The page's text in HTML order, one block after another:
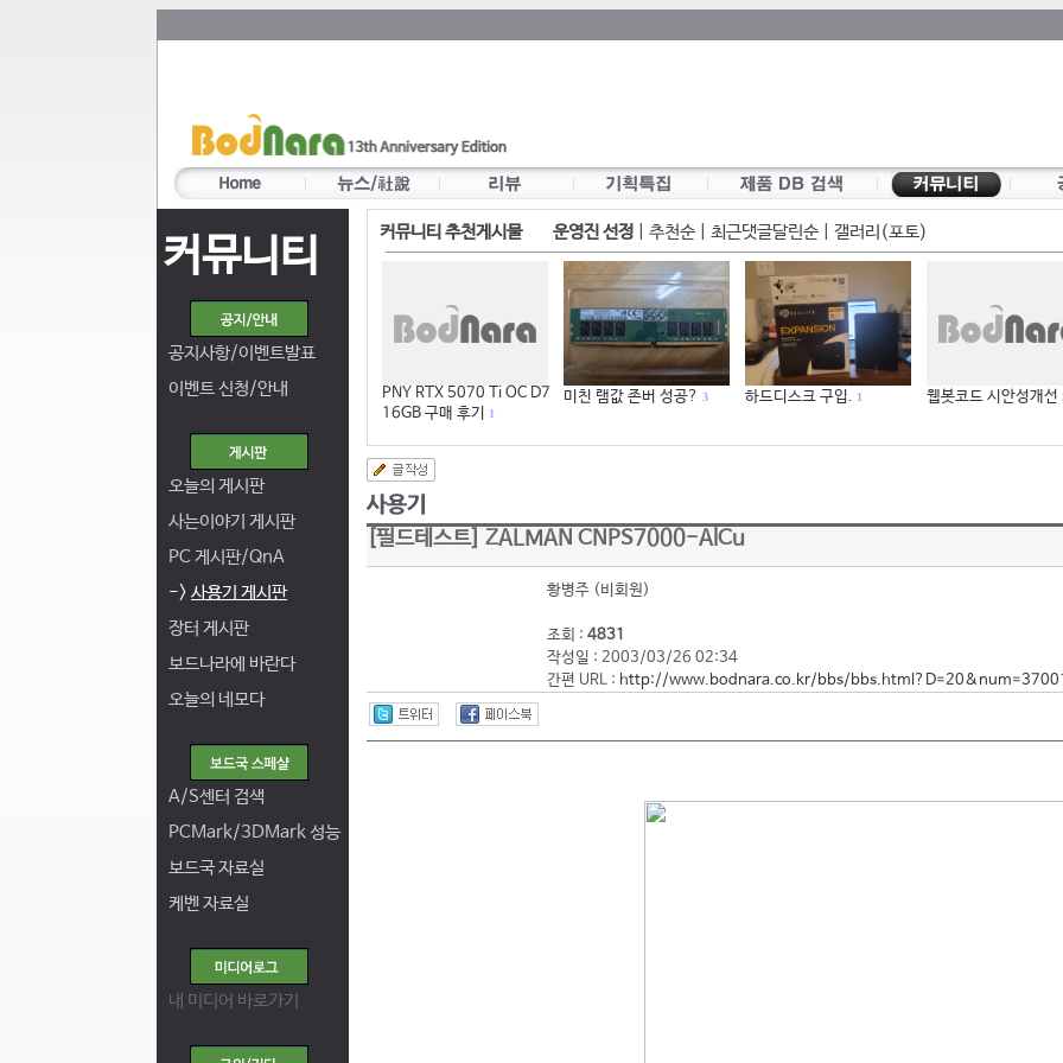
커뮤니티
공지사항/이벤트발표
이벤트 신청/안내
오늘의 게시판
사는이야기 게시판
PC 게시판/QnA
-> 사용기 게시판
장터 게시판
보드나라에 바란다
오늘의 네모다
A/S센터 검색
PCMark/3DMark 성능
보드국 자료실
케벤 자료실
내 미디어 바로가기
커뮤니티 추천게시물 운영진 선정 추천순| 최근댓글달린순| 갤러리(포토)
PNY RTX 5070 Ti OC D7
16GB 구매 후기
1
미친 램값 존버 성공? 3 하드디스크 구입. 1 웹봇코드 시안성개선
[필드테스트] ZALMAN CNPS7000-AlCu
황병주 (비회원)
조회 : 4831
작성일 : 2003/03/26 02:34
간편 URL : http://www.bodnara.co.kr/bbs/